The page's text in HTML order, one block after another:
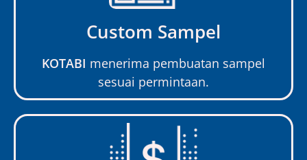
Custom Sampel
KOTABI menerima pembuatan sampel
sesuai permintaan.